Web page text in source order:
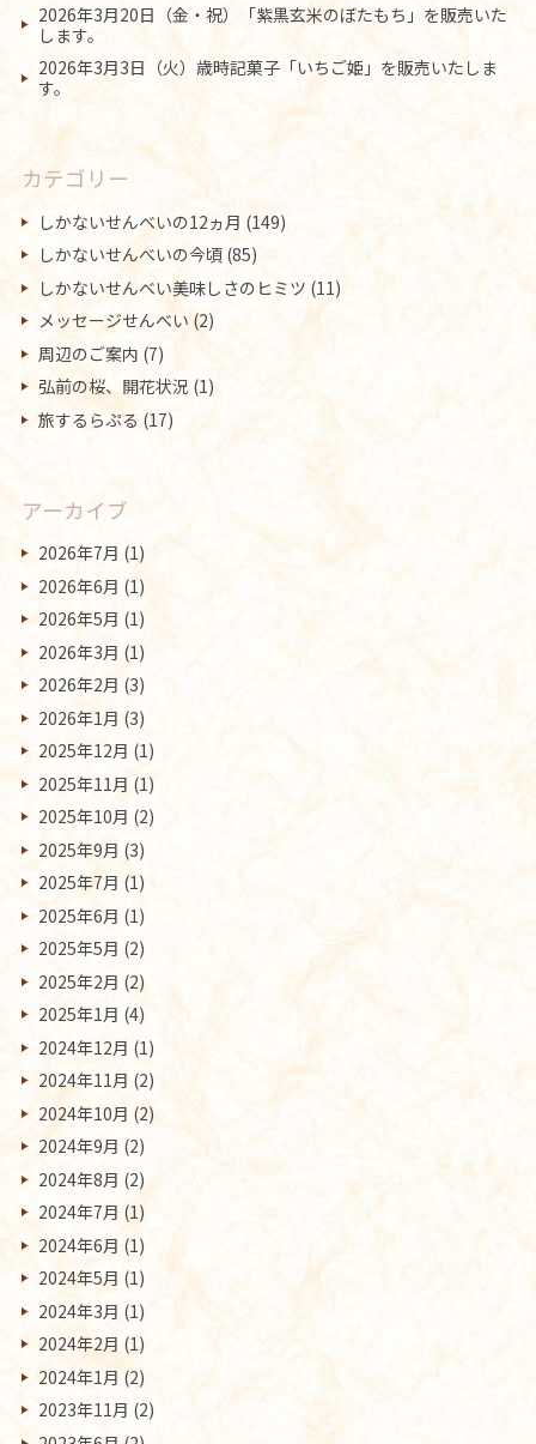
2026年3月20日（金・祝）「紫黒玄米のぼたもち」を販売いた
します。
2026年3月3日（火）歳時記菓子「いちご姫」を販売いたしま
す。
カテゴリー
しかないせんべいの12ヵ月 (149)
しかないせんべいの今頃(85)
しかないせんべい美味しさのヒミツ (11)
メッセージせんべい (2)
周辺のご案内 (7)
弘前の桜、開花状況 (1)
旅するらぷる (17)
アーカイブ
2026年7月 (1)
2026年6月 (1)
2026年5月 (1)
2026年3月 (1)
2026年2月 (3)
2026年1月 (3)
2025年12月 (1)
2025年11月 (1)
2025年10月 (2)
2025年9月 (3)
2025年7月 (1)
2025年6月 (1)
2025年5月 (2)
2025年2月 (2)
2025年1月 (4)
2024年12月 (1)
2024年11月 (2)
2024年10月 (2)
2024年9月 (2)
2024年8月 (2)
2024年7月 (1)
2024年6月 (1)
2024年5月 (1)
2024年3月 (1)
2024年2月 (1)
2024年1月 (2)
2023年11月 (2)